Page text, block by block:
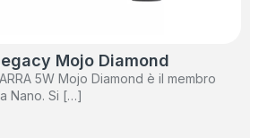
Mojo Diamond
5W Mojo Diamond è il membro
Nano. Si […]